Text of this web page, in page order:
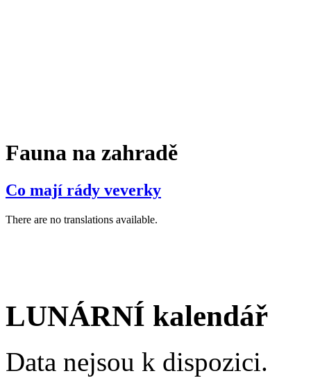
Fauna na zahradě
Co mají rády veverky
There are no translations available.
LUNÁRNÍ kalendář
Data nejsou k dispozici.